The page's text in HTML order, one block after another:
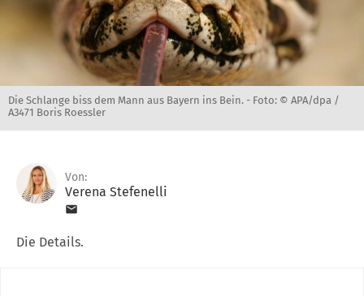
Die Schlange biss dem Mann aus Bayern ins Bein. - Foto: © APA/dpa /
A3471 Boris Roessler
Von:
Verena Stefenelli
Die Details.